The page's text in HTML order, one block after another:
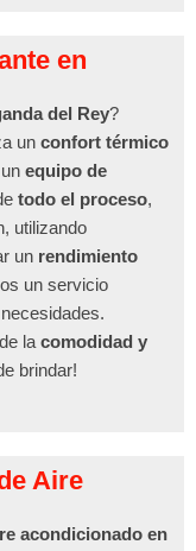
en
del Rey?
un confort térmico
equipo de
todo el proceso,
utilizando
un rendimiento
un servicio
la comodidad y
brindar!
Aire
acondicionado en